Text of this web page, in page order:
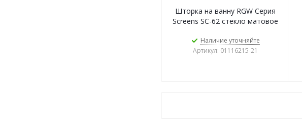
Шторка на ванну RGW Серия
Screens SC-62 стекло матовое
Наличие уточняйте
Артикул: 01116215-21